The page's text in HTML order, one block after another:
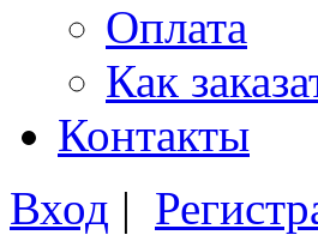
Оплата
Как
Контакты
Вход |